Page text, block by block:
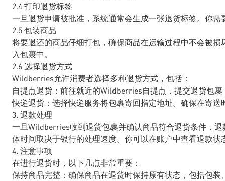
2.4 打印退货标签
一旦退货申请被批准，系统通常会生成一张退货标签。你
2.5 包装商品
将要退还的商品仔细打包，确保商品在运输过程中不会被
入包裹中。
2.6 选择退货方式
Wildberries允许消费者选择多种退货方式，包括：
自提点退货：前往就近的Wildberries自提点，提交退货包
快递退货：选择快递服务将包裹寄回指定地址。确保在寄
3. 退款处理
一旦Wildberries收到退货包裹并确认商品符合退货条件，
体时间取决于银行的处理速度。你可以在账户中查看退款状
4. 注意事项
在进行退货时，以下几点非常重要：
保持商品完整：确保商品在退货时保持原有状态，包括包装